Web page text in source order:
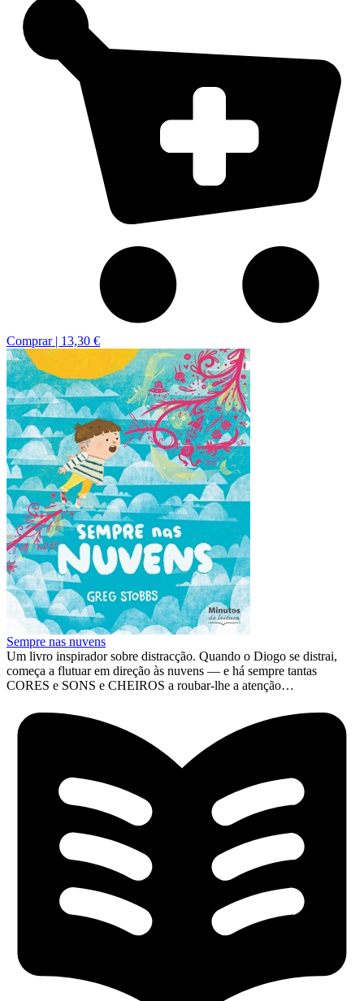
Comprar | 13,30 €
Sempre nas nuvens
Um livro inspirador sobre distracção. Quando o Diogo se distrai,
começa a flutuar em direção às nuvens — e há sempre tantas
CORES e SONS e CHEIROS a roubar-lhe a atenção…